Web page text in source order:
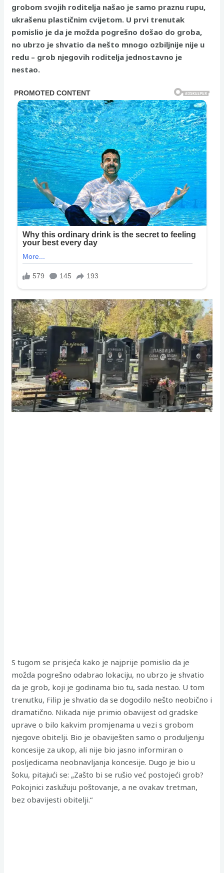
grobom svojih roditelja našao je samo praznu rupu,
ukrašenu plastičnim cvijetom. U prvi trenutak
pomislio je da je možda pogrešno došao do groba,
no ubrzo je shvatio da nešto mnogo ozbiljnije nije u
redu – grob njegovih roditelja jednostavno je
nestao.
S tugom se prisjeća kako je najprije pomislio da je
možda pogrešno odabrao lokaciju, no ubrzo je shvatio
da je grob, koji je godinama bio tu, sada nestao. U tom
trenutku, Filip je shvatio da se dogodilo nešto neobično i
dramatično. Nikada nije primio obavijest od gradske
uprave o bilo kakvim promjenama u vezi s grobom
njegove obitelji. Bio je obaviješten samo o produljenju
koncesije za ukop, ali nije bio jasno informiran o
posljedicama neobnavljanja koncesije. Dugo je bio u
šoku, pitajući se: „Zašto bi se rušio već postojeći grob?
Pokojnici zaslužuju poštovanje, a ne ovakav tretman,
bez obavijesti obitelji.“